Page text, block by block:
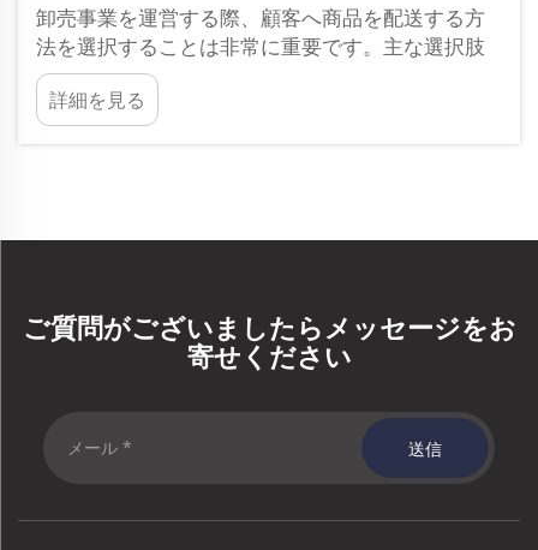
卸売事業を運営する際、顧客へ商品を配送する方
法を選択することは非常に重要です。主な選択肢
はFBAとFBMの2つです。FBAは「Fulfillment by
Amazon（アマゾンによるフルフィルメント）」を
意味し、FBMは「Fulfilled by Merchant（販売者に
詳細を見る
ご質問がございましたらメッセージをお
寄せください
送信